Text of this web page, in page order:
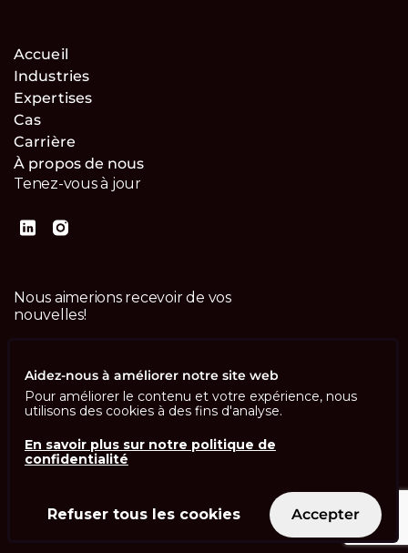
Accueil
Industries
Expertises
Cas
Carrière
À propos de nous
Tenez-vous à jour
Nous aimerions recevoir de vos
nouvelles!
© Swisscom Digital Technology SA 2026
Imprint
Aidez-nous à améliorer notre site web
Pour améliorer le contenu et votre expérience, nous
utilisons des cookies à des fins d'analyse.
En savoir plus sur notre politique de
confidentialité
Refuser tous les cookies Accepter